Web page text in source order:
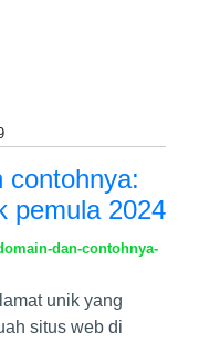
contohnya:
pemula 2024
dan-contohnya-
unik yang
situs web di